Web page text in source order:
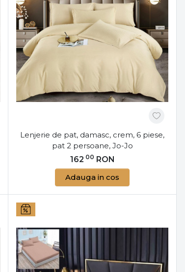
Lenjerie de pat, damasc, crem, 6 piese,
pat 2 persoane, Jo-Jo
162 00 RON
Adauga in cos